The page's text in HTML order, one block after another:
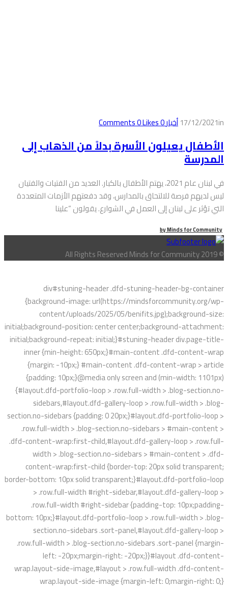
17/12/2021in أخبار0
Comments
0Likes
الأطفال يعيلون الأسرة بدلاً من الذهاب إلى
المدرسة
في لبنان عام 2021، يهتم الأطفال بالكبار. العديد من الفتيات والفتيان
ليس لديهم فرصة للالتحاق بالمدارس، وقد دفعتهم الأزمات المتعددة
التي تؤثر على لبنان إلى العمل في الشوارع. يقولون “علينا
byMinds for Community
© All Rights Reserved Minds for Community 2019
div#stuning-header .dfd-stuning-header-bg-container
{background-image: url(https://mindsforcommunity.org/wp-
content/uploads/2025/05/benifits.jpg);background-size:
initial;background-position: center center;background-attachment:
initial;background-repeat: initial;}#stuning-header div.page-title-
inner {min-height: 650px;}#main-content .dfd-content-wrap
{margin: -10px;} #main-content .dfd-content-wrap > article
{padding: 10px;}@media only screen and (min-width: 1101px)
{#layout.dfd-portfolio-loop > .row.full-width > .blog-section.no-
sidebars,#layout.dfd-gallery-loop > .row.full-width > .blog-
section.no-sidebars {padding: 0 20px;}#layout.dfd-portfolio-loop >
.row.full-width > .blog-section.no-sidebars > #main-content >
.dfd-content-wrap:first-child,#layout.dfd-gallery-loop > .row.full-
width > .blog-section.no-sidebars > #main-content > .dfd-
content-wrap:first-child {border-top: 20px solid transparent;
border-bottom: 10px solid transparent;}#layout.dfd-portfolio-loop
> .row.full-width #right-sidebar,#layout.dfd-gallery-loop >
.row.full-width #right-sidebar {padding-top: 10px;padding-
bottom: 10px;}#layout.dfd-portfolio-loop > .row.full-width > .blog-
section.no-sidebars .sort-panel,#layout.dfd-gallery-loop >
.row.full-width > .blog-section.no-sidebars .sort-panel {margin-
left: -20px;margin-right: -20px;}}#layout .dfd-content-
wrap.layout-side-image,#layout > .row.full-width .dfd-content-
wrap.layout-side-image {margin-left: 0;margin-right: 0;}